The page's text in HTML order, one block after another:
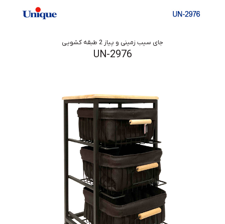
جای سیب زمینی و پیاز 2 طبقه کشویی
UN-2976